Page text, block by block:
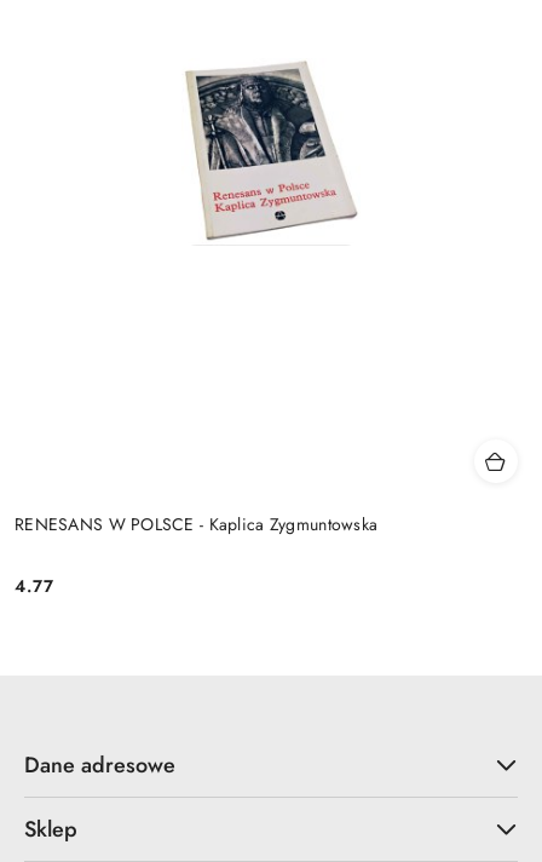
RENESANS W POLSCE - Kaplica Zygmuntowska
Cena:
4.77
Dane adresowe
Sklep